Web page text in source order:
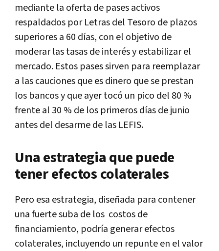
mediante la oferta de pases activos
respaldados por Letras del Tesoro de plazos
superiores a 60 días, con el objetivo de
moderar las tasas de interés y estabilizar el
mercado. Estos pases sirven para reemplazar
a las cauciones que es dinero que se prestan
los bancos y que ayer tocó un pico del 80 %
frente al 30 % de los primeros días de junio
antes del desarme de las LEFIS.
Una estrategia que puede
tenerefectos colaterales
Pero esa estrategia, diseñada para contener
una fuerte suba de los costos de
financiamiento, podría generar efectos
colaterales, incluyendo un repunte en el valor